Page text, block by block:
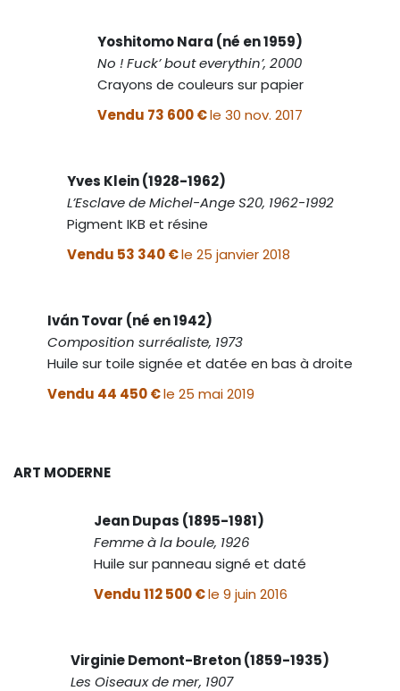
Yoshitomo Nara (né en 1959)
No ! Fuck’ bout everythin’, 2000
Crayons de couleurs sur papier
Vendu 73 600 €le 30 nov. 2017
Yves Klein (1928-1962)
L’Esclave de Michel-Ange S20, 1962-1992
Pigment IKB et résine
Vendu 53 340 €le 25 janvier 2018
Iván Tovar (né en 1942)
Composition surréaliste, 1973
Huile sur toile signée et datée en bas à droite
Vendu 44 450 €le 25 mai 2019
ART MODERNE
Jean Dupas (1895-1981)
Femme à la boule, 1926
Huile sur panneau signé et daté
Vendu 112 500 €le 9 juin 2016
Virginie Demont-Breton (1859-1935)
Les Oiseaux de mer, 1907